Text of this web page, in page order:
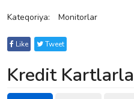
Kateqoriya: Monitorlar
Like Tweet
Kredit Kartlarla